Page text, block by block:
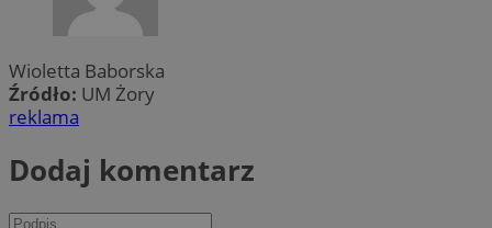
Wioletta Baborska
Źródło: UM Żory
reklama
Dodaj komentarz